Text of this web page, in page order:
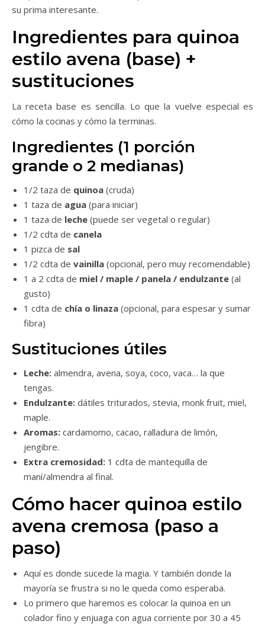
su prima interesante.
Ingredientes para quinoa
estilo avena (base) +
sustituciones
La receta base es sencilla. Lo que la vuelve especial es
cómo la cocinas y cómo la terminas.
Ingredientes (1 porción
grande o 2 medianas)
1/2 taza de quinoa (cruda)
1 taza de agua (para iniciar)
1 taza de leche (puede ser vegetal o regular)
1/2 cdta de canela
1 pizca de sal
1/2 cdta de vainilla (opcional, pero muy recomendable)
1 a 2 cdta de miel / maple / panela / endulzante (al
gusto)
1 cdta de chía o linaza (opcional, para espesar y sumar
fibra)
Sustituciones útiles
Leche: almendra, avena, soya, coco, vaca… la que
tengas.
Endulzante: dátiles triturados, stevia, monk fruit, miel,
maple.
Aromas: cardamomo, cacao, ralladura de limón,
jengibre.
Extra cremosidad: 1 cdta de mantequilla de
maní/almendra al final.
Cómo hacer quinoa estilo
avena cremosa (paso a
paso)
Aquí es donde sucede la magia. Y también donde la
mayoría se frustra si no le queda como esperaba.
Lo primero que haremos es colocar la quinoa en un
colador fino y enjuaga con agua corriente por 30 a 45